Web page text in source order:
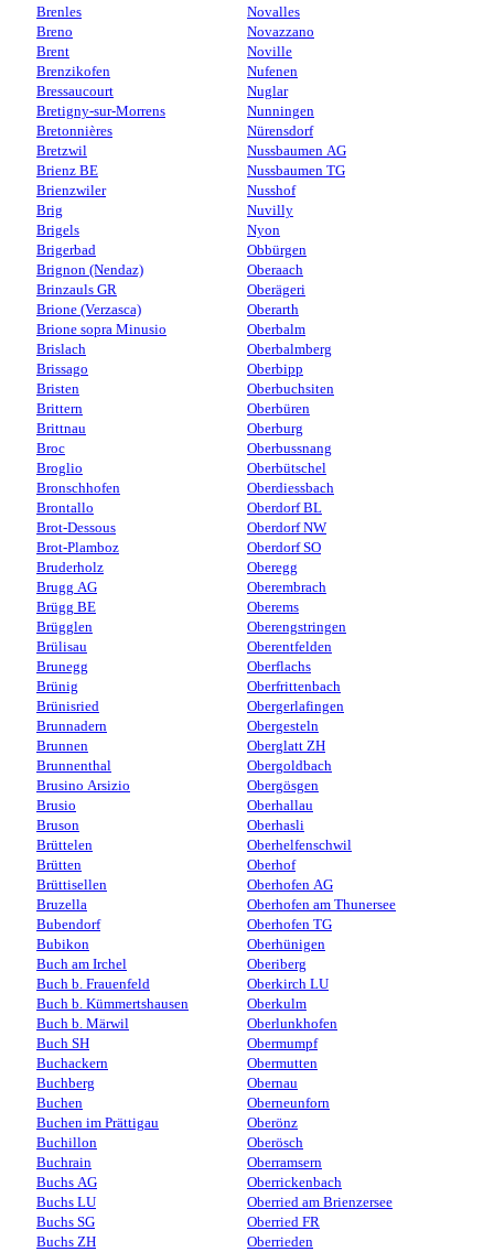
Brenles
Breno
Brent
Brenzikofen
Bressaucourt
Bretigny-sur-Morrens
Bretonnières
Bretzwil
Brienz BE
Brienzwiler
Brig
Brigels
Brigerbad
Brignon (Nendaz)
Brinzauls GR
Brione (Verzasca)
Brione sopra Minusio
Brislach
Brissago
Bristen
Brittern
Brittnau
Broc
Broglio
Bronschhofen
Brontallo
Brot-Dessous
Brot-Plamboz
Bruderholz
Brugg AG
Brügg BE
Brügglen
Brülisau
Brunegg
Brünig
Brünisried
Brunnadern
Brunnen
Brunnenthal
Brusino Arsizio
Brusio
Bruson
Brüttelen
Brütten
Brüttisellen
Bruzella
Bubendorf
Bubikon
Buch am Irchel
Buch b. Frauenfeld
Buch b. Kümmertshausen
Buch b. Märwil
Buch SH
Buchackern
Buchberg
Buchen
Buchen im Prättigau
Buchillon
Buchrain
Buchs AG
Buchs LU
Buchs SG
Buchs ZH
Novalles
Novazzano
Noville
Nufenen
Nuglar
Nunningen
Nürensdorf
Nussbaumen AG
Nussbaumen TG
Nusshof
Nuvilly
Nyon
Obbürgen
Oberaach
Oberägeri
Oberarth
Oberbalm
Oberbalmberg
Oberbipp
Oberbuchsiten
Oberbüren
Oberburg
Oberbussnang
Oberbütschel
Oberdiessbach
Oberdorf BL
Oberdorf NW
Oberdorf SO
Oberegg
Oberembrach
Oberems
Oberengstringen
Oberentfelden
Oberflachs
Oberfrittenbach
Obergerlafingen
Obergesteln
Oberglatt ZH
Obergoldbach
Obergösgen
Oberhallau
Oberhasli
Oberhelfenschwil
Oberhof
Oberhofen AG
Oberhofen am Thunersee
Oberhofen TG
Oberhünigen
Oberiberg
Oberkirch LU
Oberkulm
Oberlunkhofen
Obermumpf
Obermutten
Obernau
Oberneunforn
Oberönz
Oberösch
Oberramsern
Oberrickenbach
Oberried am Brienzersee
Oberried FR
Oberrieden